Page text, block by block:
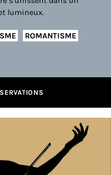
lumineux.
ROMANTISME